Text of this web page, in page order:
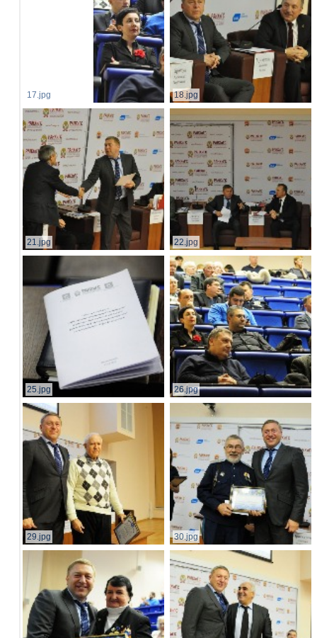
17.jpg 18.jpg
21.jpg 22.jpg
25.jpg 26.jpg
29.jpg 30.jpg